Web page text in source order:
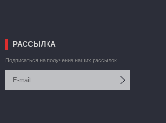
РАССЫЛКА
Подписаться на получение наших рассылок